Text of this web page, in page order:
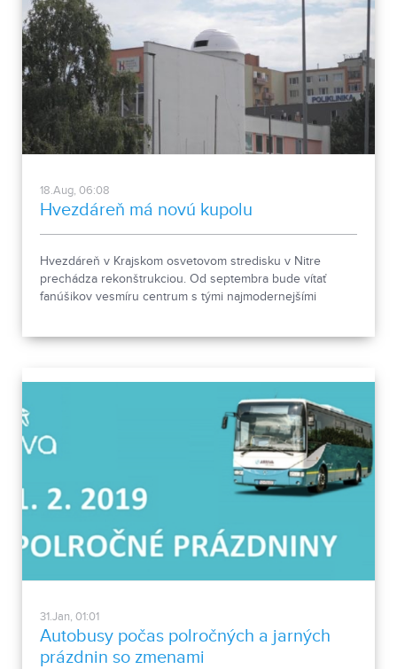
18.Aug, 06:08
Hvezdáreň má novú kupolu
Hvezdáreň v Krajskom osvetovom stredisku v Nitre
prechádza rekonštrukciou. Od septembra bude vítať
fanúšikov vesmíru centrum s tými najmodernejšími
31.Jan, 01:01
Autobusy počas polročných a jarných
prázdnin so zmenami